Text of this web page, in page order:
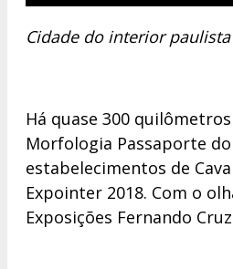
Cidade do interior
Há quase 300
Morfologia Passaporte
estabelecimentos de
Expointer 2018. Com o
Exposições Fernando